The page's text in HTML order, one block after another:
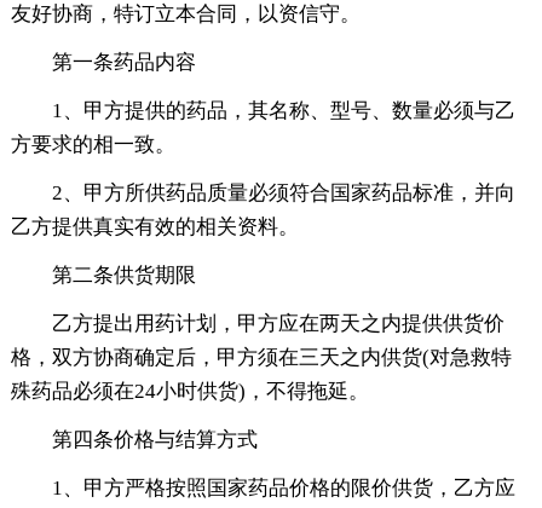
友好协商，特订立本合同，以资信守。
第一条药品内容
1、甲方提供的药品，其名称、型号、数量必须与乙
方要求的相一致。
2、甲方所供药品质量必须符合国家药品标准，并向
乙方提供真实有效的相关资料。
第二条供货期限
乙方提出用药计划，甲方应在两天之内提供供货价
格，双方协商确定后，甲方须在三天之内供货(对急救特
殊药品必须在24小时供货)，不得拖延。
第四条价格与结算方式
1、甲方严格按照国家药品价格的限价供货，乙方应